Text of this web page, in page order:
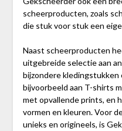
scheerproducten, zoals
die stuk voor stuk een
Naast scheerproducten
uitgebreide selectie aan
bijzondere kledingstukken
bijvoorbeeld aan T-shirts
met opvallende prints, en
vormen en kleuren. Voor
unieks en origineels, is